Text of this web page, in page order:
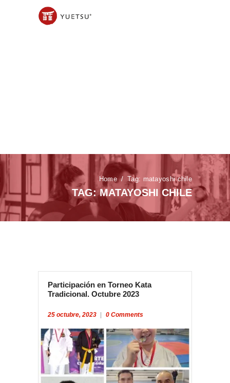
Home Tag: matayoshi chile
TAG: MATAYOSHI CHILE
Participación en Torneo Kata
Tradicional. Octubre 2023
25 octubre, 2023 0 Comments